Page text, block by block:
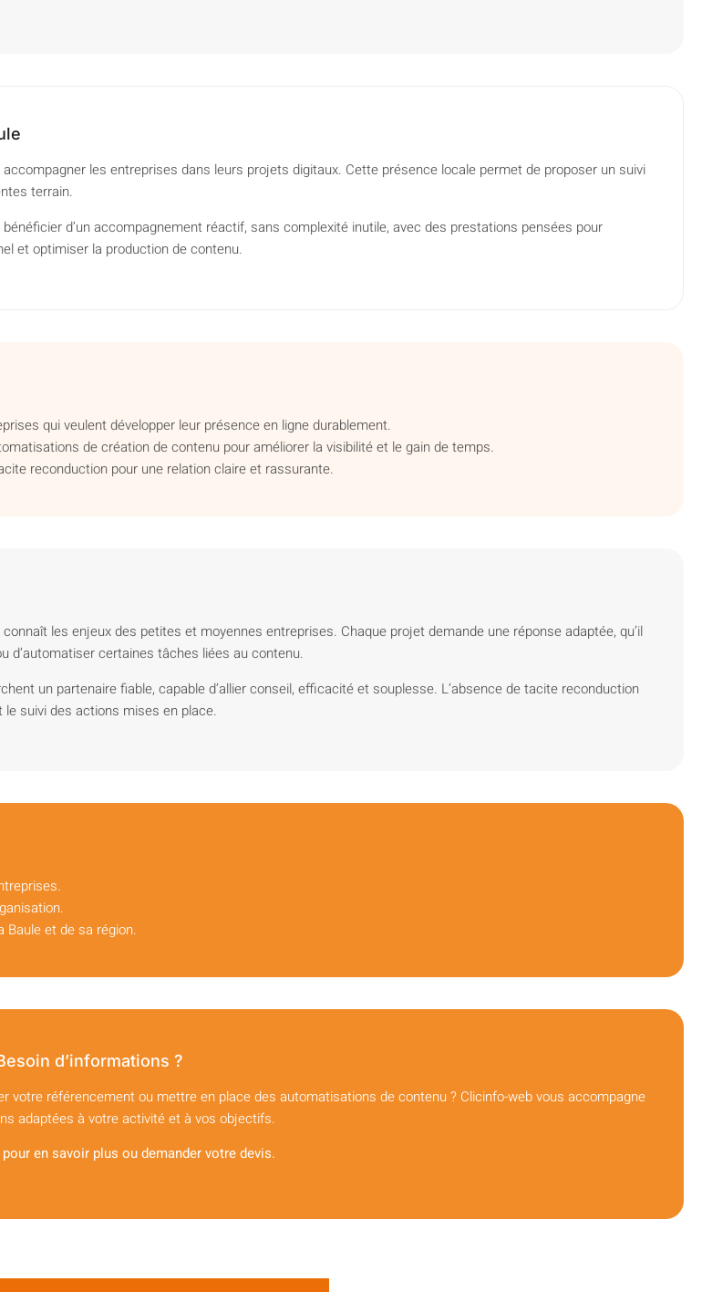
les entreprises dans leurs projets digitaux. Cette présence locale permet de proposer un suivi
terrain.
d’un accompagnement réactif, sans complexité inutile, avec des prestations pensées pour
et optimiser la production de contenu.
qui veulent développer leur présence en ligne durablement.
de création de contenu pour améliorer la visibilité et le gain de temps.
reconduction pour une relation claire et rassurante.
connaît les enjeux des petites et moyennes entreprises. Chaque projet demande une réponse adaptée, qu’il
d’automatiser certaines tâches liées au contenu.
un partenaire fiable, capable d’allier conseil, efficacité et souplesse. L’absence de tacite reconduction
suivi des actions mises en place.
et de sa région.
d’informations ?
votre référencement ou mettre en place des automatisations de contenu ? Clicinfo-web vous accompagne
adaptées à votre activité et à vos objectifs.
en savoir plus ou demander votre devis.